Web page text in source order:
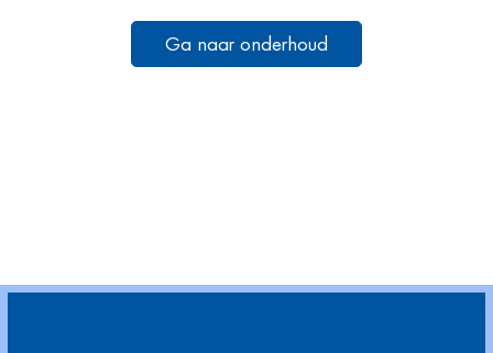
Ga naar onderhoud